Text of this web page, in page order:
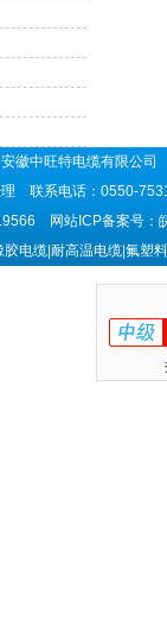
安徽中旺特电缆有限公
理 联系电话：0550-
网站ICP备案号：
电缆|耐高温电缆|氟